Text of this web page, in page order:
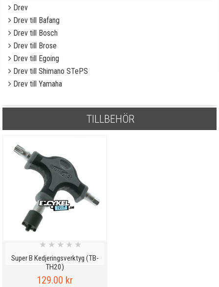
Drev
Drev till Bafang
Drev till Bosch
Drev till Brose
Drev till Egoing
Drev till Shimano STePS
Drev till Yamaha
TILLBEHÖR
Super B Kedjeringsverktyg (TB-
TH20)
★ ★ ★ ★ ★
129.00 kr